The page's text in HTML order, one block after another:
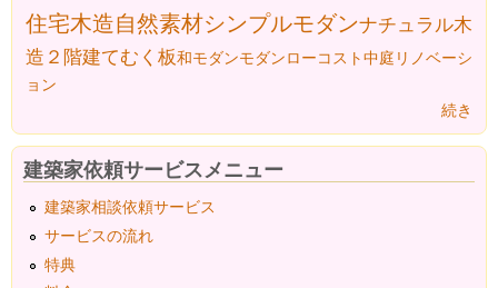
住宅木造自然素材シンプルモダンナチュラル木
造２階建てむく板和モダンモダンローコスト中庭 リノベーシ
ョン
続き
建築家依頼サービスメニュー
建築家相談依頼サービス
サービスの流れ
特典